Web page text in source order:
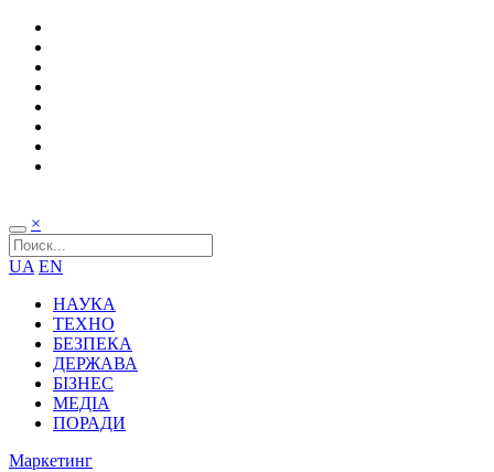
×
UA EN
НАУКА
ТЕХНО
БЕЗПЕКА
ДЕРЖАВА
БІЗНЕС
МЕДІА
ПОРАДИ
Маркетинг